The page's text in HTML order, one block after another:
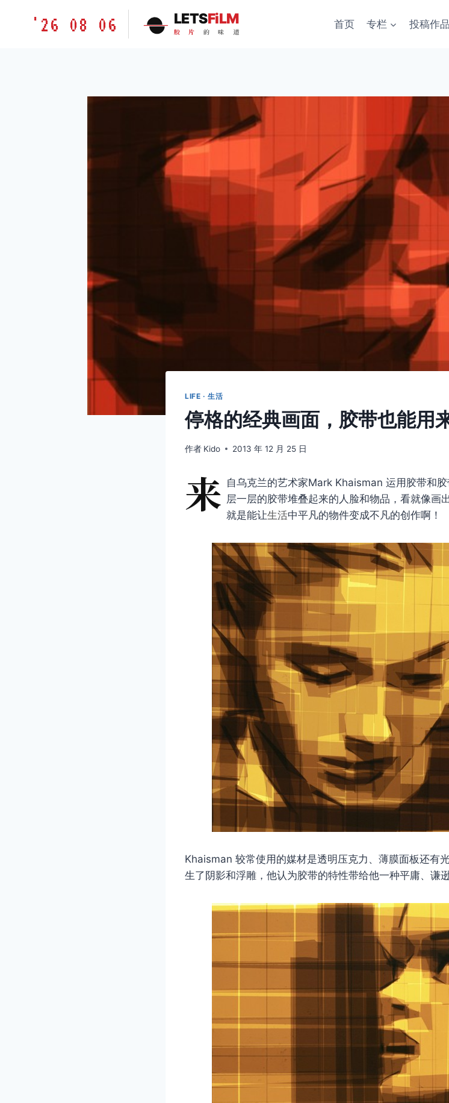
胶'26 08 06 LETSFiLM
胶 片 的 味 道
首页 专栏 投稿作
LIFE · 生活
停格的经典画面，胶带也能用
作者 Kido 2013 年 12 月 25 日
来 自乌克兰的艺术家Mark Khaisman 运用胶带和
层一层的胶带堆叠起来的人脸和物品，看就像画
就是能让生活中平凡的物件变成不凡的创作啊！
Khaisman 较常使用的媒材是透明压克力、薄膜面板还有
生了阴影和浮雕，他认为胶带的特性带给他一种平庸、谦逊